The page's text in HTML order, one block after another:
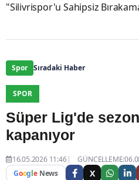
"Silivrispor'u Sahipsiz
Spor Sıradaki Haber
SPOR
Süper Lig'de
kapanıyor
16.05.2026 11:46
Google News X